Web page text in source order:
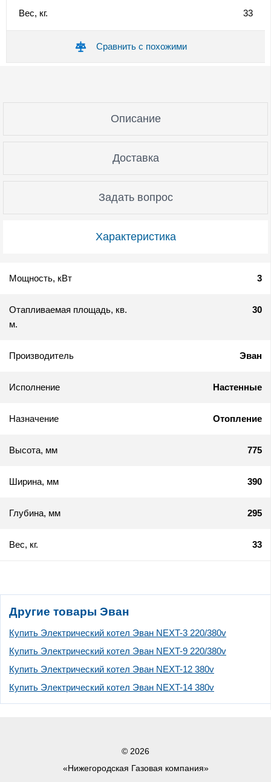
Вес, кг.
33
Сравнить с похожими
Характеристика
Описание
Доставка
Задать вопрос
Мощность, кВт 3
Отапливаемая площадь, кв.
м.
30
Производитель Эван
Исполнение Настенные
Назначение Отопление
Высота, мм 775
Ширина, мм 390
Глубина, мм 295
Вес, кг. 33
Другие товары Эван
Купить Электрический котел Эван NEXT-3 220/380v
Купить Электрический котел Эван NEXT-9 220/380v
Купить Электрический котел Эван NEXT-12 380v
Купить Электрический котел Эван NEXT-14 380v
© 2026
«Нижегородская Газовая компания»